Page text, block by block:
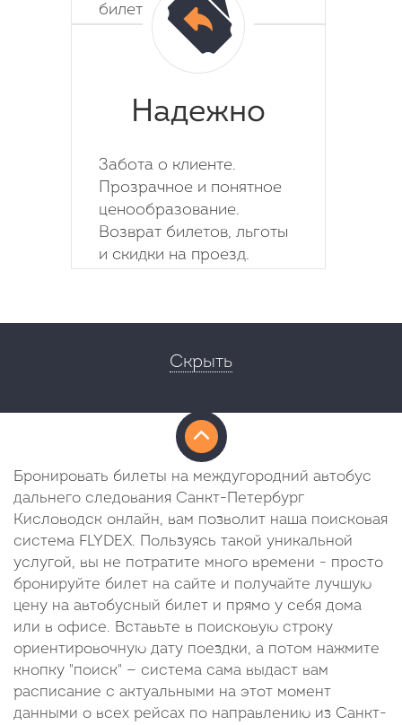
билет на автобус.
Надежно
Забота о клиенте.
Прозрачное и понятное
ценообразование.
Возврат билетов, льготы
и скидки на проезд.
Скрыть
Бронировать билеты на междугородний автобус
дальнего следования Санкт-Петербург
Кисловодск онлайн, вам позволит наша поисковая
система FLYDEX. Пользуясь такой уникальной
услугой, вы не потратите много времени - просто
бронируйте билет на сайте и получайте лучшую
цену на автобусный билет и прямо у себя дома
или в офисе. Вставьте в поисковую строку
ориентировочную дату поездки, а потом нажмите
кнопку "поиск" — система сама выдаст вам
расписание с актуальными на этот момент
данными о всех рейсах по направлению из Санкт-